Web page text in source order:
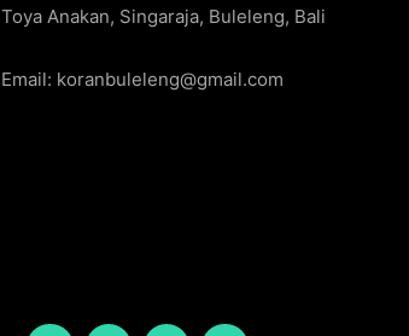
Toya Anakan, Singaraja, Buleleng, Bali
Email: koranbuleleng@gmail.com